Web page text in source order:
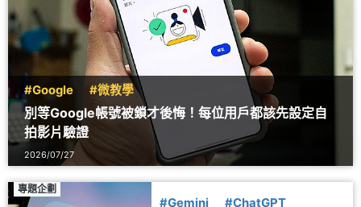
#Google #微教學
別等Google帳號被鎖才後悔！每位用戶都該先設定自
拍影片驗證
2026/07/27
專題企劃
#Gemini #ChatGPT